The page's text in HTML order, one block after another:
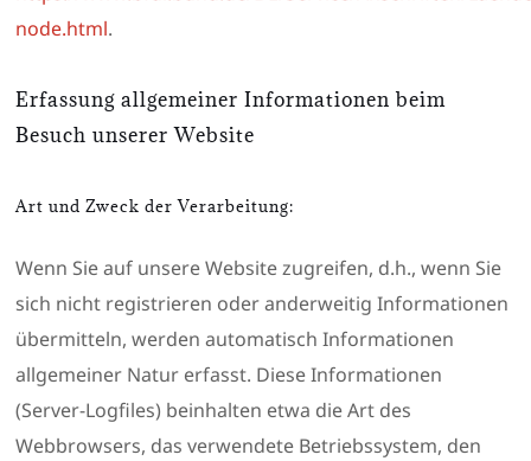
node.html.
Erfassung allgemeiner Informationen beim
Besuch unserer Website
Art und Zweck der Verarbeitung:
Wenn Sie auf unsere Website zugreifen, d.h., wenn Sie
sich nicht registrieren oder anderweitig Informationen
übermitteln, werden automatisch Informationen
allgemeiner Natur erfasst. Diese Informationen
(Server-Logfiles) beinhalten etwa die Art des
Webbrowsers, das verwendete Betriebssystem, den